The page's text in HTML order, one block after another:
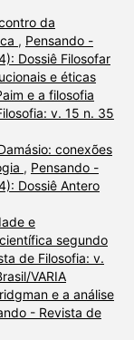
da
, Pensando -
Dossiê Filosofar
e éticas
e a filosofia
v. 15 n. 35
conexões
, Pensando -
Dossiê Antero
e
segundo
de Filosofia: v.
VARIA
e a análise
- Revista de